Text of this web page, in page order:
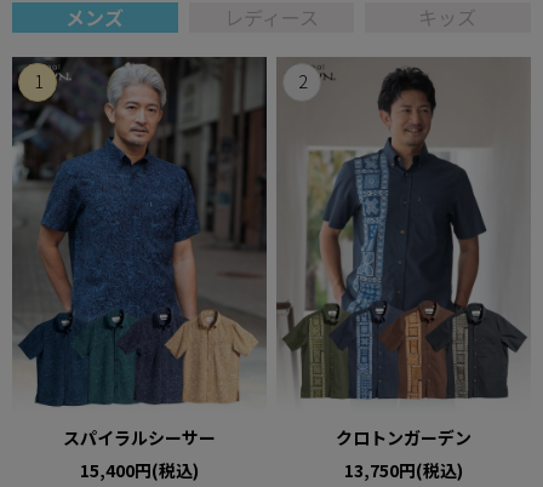
メンズ レディース キッズ
スパイラルシーサー
15,400円(税込)
クロトンガーデン
13,750円(税込)